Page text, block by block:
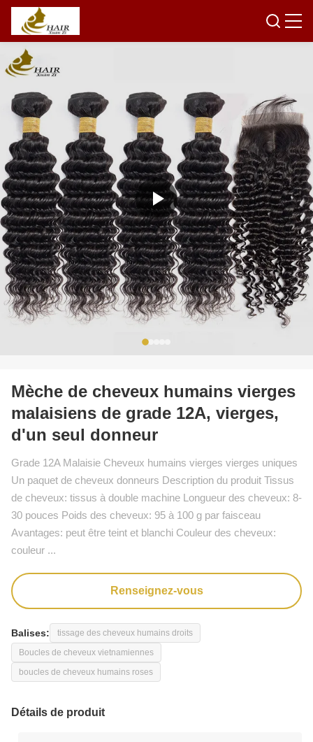
Mèche de cheveux humains vierges
malaisiens de grade 12A, vierges,
d'un seul donneur
Grade 12A Malaisie Cheveux humains vierges vierges uniques
Un paquet de cheveux donneurs Description du produit Tissus
de cheveux: tissus à double machine Longueur des cheveux: 8-
30 pouces Poids des cheveux: 95 à 100 g par faisceau
Avantages: peut être teint et blanchi Couleur des cheveux:
couleur ...
Renseignez-vous
Balises:
tissage des cheveux humains droits
Boucles de cheveux vietnamiennes
boucles de cheveux humains roses
Détails de produit